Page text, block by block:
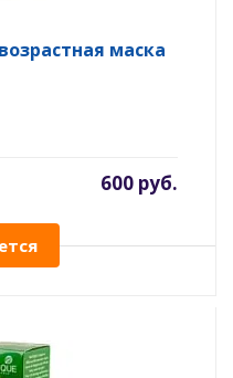
маска
600 руб.